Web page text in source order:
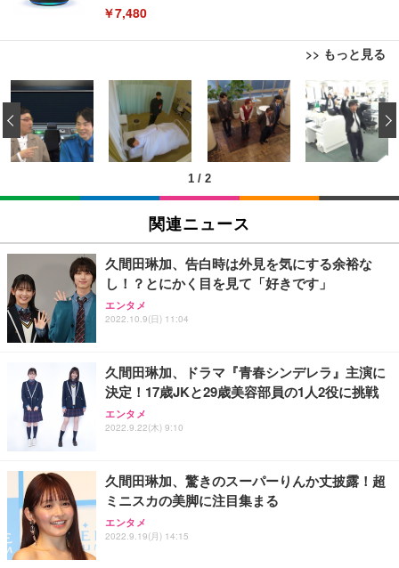
￥7,480
>> もっと見る
[EdoErgo] オフィスチェア 椅子 テレワーク 疲れな
い 跳ね上げ式アームレスト コンパクト 約105度ロッ
キング pc 事務椅子 360度回転 座面昇降 強化ナイロ
ン樹脂ベース 通気性メッシュ 在宅ワーク H-WY01
(黒網+黒枠+黒足)
￥5,699
SIHOO B100 オフィスチェア／デスクチェア メッシ
ュチェア 人間工学 疲れない ブラック
￥27,999
Sezlife オフィスチェア デスクチェア 疲れない テレ
ワーク チェア 強化バックレスト 30度ロッキング機
能 人間工学 椅子 腰サポート 90度跳ね上げ式アーム
ョン PCチェア 通気性メッシュ ゲーミング/勉強/事
務用 おしゃれ パソコンチェア (ブラック)
Sezlife オフィスチェア デスクチェア 疲れない テレ
ワーク チェア 強化バックレスト 30度ロッキング機
能 人間工学 椅子 腰サポート 90度跳ね上げ式アーム
務用 おしゃれ パソコンチェア (ホワイト)
ANDWINT オフィスチェア デスクチェア 肘なし メ
ッシュ 通気性 ランバーサポート付き 腰サポート ガ
ス圧無段階昇降 360度回転 キャスター付き コンパク
EIZO ビジネス向けプレミアムモニター | FlexScan
EV3240X-WT | 31.5型4K UHD・USB Type-C・ホワ
イト
￥105,595
EIZO ビジネス向けプレミアムモニター | FlexScan
【純正品】27"ゲーミングモニター DualSense 充電
フック付き（CFI-ZDM1J）
【整備済み品】Dell E2724HS 27インチ 液晶モニタ
ー フルHD（1920×1080）VA 非光沢 HDMI/DisplayP
ort/VGA スピーカー内蔵 高さ調整 スイベル VESA対
【MiniLED/24.5inch/280Hz/FHD】GRAPHT THE S
HOOTER Gaming Monitor 24” Essential ゲーミン
グモニター QD 24.5インチ 1ms FHD 量子ドット 残
Amazonベーシック ペットシーツ 薄型 レギュラー 1
回使い捨て 無香料 ホワイト 300枚
￥3,373
Amazonベーシック ペットシーツ 厚型 ワイド 42枚
x2袋(84枚) ホワイト(吸収面:ライトブルー)
￥3,234
ネオ・ルーライフ ネオ・オムツ L 中型犬用 26枚入
り 単品
Smart Basic(スマートベーシック) 【Amazon.co.jp
限定】 Smart Basic アイリスオーヤマ ペットシーツ
超厚型 お徳用 ワイド 100枚入 (x 1) (ケース販売)
アイリスオーヤマ ペットシーツ 超厚型 お徳用 レギ
ュラー 200枚入【Amazon.co.jp限定】
1 / 2
‹
関連ニュース
久間田琳加、告白時は外見を気にする余裕な
し！？とにかく目を見て「好きです」
エンタメ
2022.10.9(日) 11:04
久間田琳加、ドラマ『青春シンデレラ』主演に
決定！17歳JKと29歳美容部員の1人2役に挑戦
エンタメ
2022.9.22(木) 9:10
久間田琳加、驚きのスーパーりんか丈披露！超
ミニスカの美脚に注目集まる
エンタメ
2022.9.19(月) 14:15